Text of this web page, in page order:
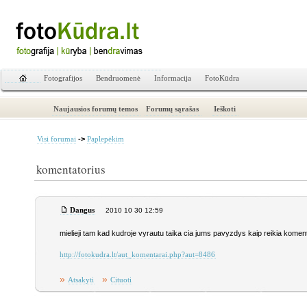
Fotografijos Bendruomenė Informacija FotoKūdra
Naujausios forumų temos Forumų sąrašas Ieškoti
Visi forumai -> Paplepėkim
komentatorius
Dangus 2010 10 30 12:59
mielieji tam kad kudroje vyrautu taika cia jums pavyzdys kaip reikia
http://fotokudra.lt/aut_komentarai.php?aut=8486
» Atsakyti » Cituoti